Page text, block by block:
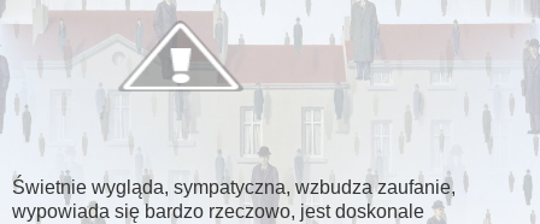
Świetnie wygląda, sympatyczna, wzbudza zaufanie,
wypowiada się bardzo rzeczowo, jest doskonale